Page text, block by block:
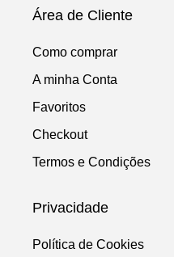
Área de Cliente
Como comprar
A minha Conta
Favoritos
Checkout
Termos e Condições
Privacidade
Política de Cookies